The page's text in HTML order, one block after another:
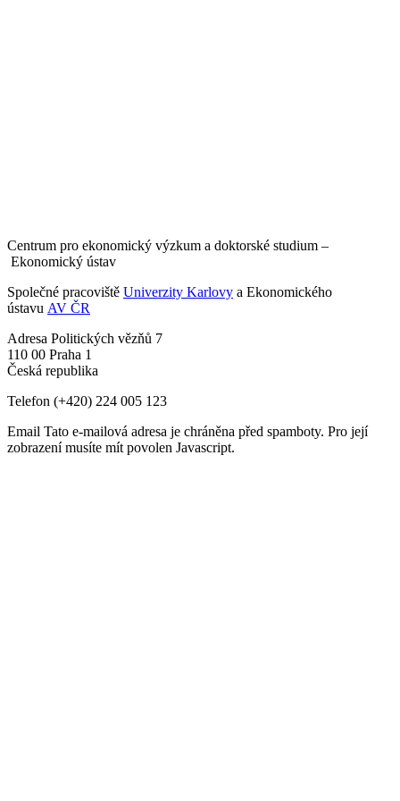
Centrum pro ekonomický výzkum a doktorské studium –
Ekonomický ústav
Společné pracoviště Univerzity Karlovy a Ekonomického
ústavu AV ČR
Adresa Politických vězňů 7
110 00 Praha 1
Česká republika
Telefon (+420) 224 005 123
Email Tato e-mailová adresa je chráněna před spamboty. Pro její
zobrazení musíte mít povolen Javascript.